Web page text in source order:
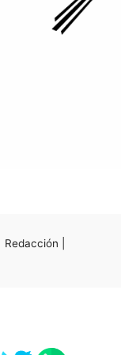
Redacción |